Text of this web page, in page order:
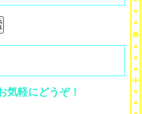
気軽にどうぞ！